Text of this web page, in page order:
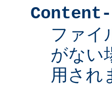
ファイ
がない
用され